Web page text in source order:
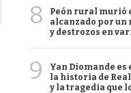
8
Peón rural murió
alcanzado por un
y destrozos en
9
Yan Diomande es
la historia de
y la tragedia que